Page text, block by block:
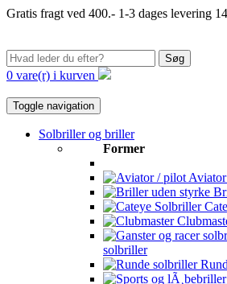
Gratis fragt ved 400.- 1-3 dages levering
Søg
0 vare(r) i kurven
Toggle navigation
Solbriller og briller
Former
solbriller